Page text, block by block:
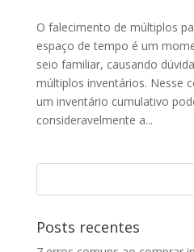
O falecimento de múltiplos
espaço de tempo é um
seio familiar, causando
múltiplos inventários. Nesse
um inventário cumulativo
consideravelmente a...
Posts recentes